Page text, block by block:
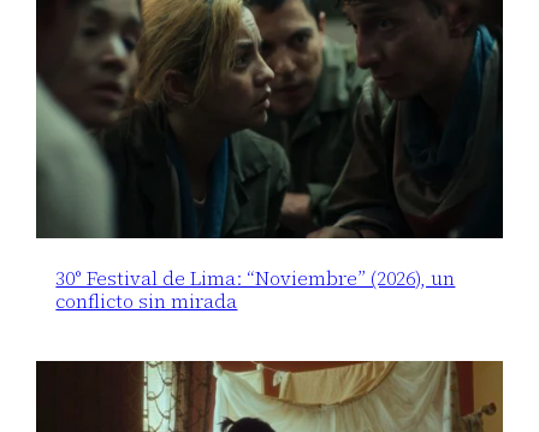
30° Festival de Lima: “Noviembre” (2026), un
conflicto sin mirada